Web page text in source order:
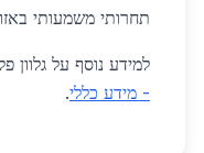
תחרותי משמעותי
למידע נוסף על גלוון
- מידע כללי.